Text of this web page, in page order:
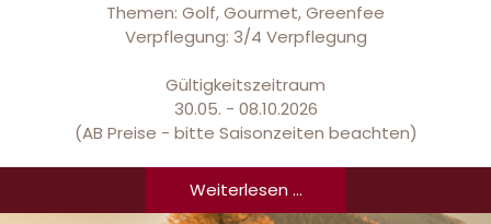
Themen: Golf, Gourmet, Greenfee
Verpflegung: 3/4 Verpflegung
Gültigkeitszeitraum
30.05. - 08.10.2026
(AB Preise - bitte Saisonzeiten beachten)
Weiterlesen ...